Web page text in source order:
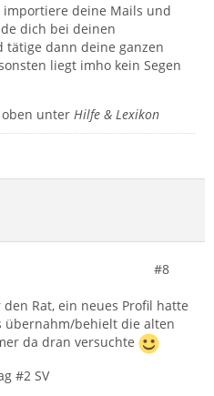
importiere deine Mails und
dich bei deinen
dann deine ganzen
liegt imho kein Segen
unter Hilfe & Lexikon
#8
Rat, ein neues Profil hatte
übernahm/behielt die alten
da dran versuchte
#2 SV